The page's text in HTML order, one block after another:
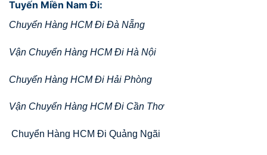
Tuyến Miền Nam Đi:
Chuyển Hàng HCM Đi Đà Nẵng
Vận Chuyển Hàng HCM Đi Hà Nội
Chuyển Hàng HCM Đi Hải Phòng
Vận Chuyển Hàng HCM Đi Cần Thơ
Chuyển Hàng HCM Đi Quảng Ngãi